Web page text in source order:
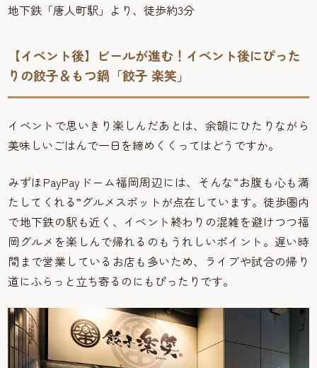
地下鉄「唐人町駅」より、徒歩約3分
【イベント後】ビールが進む！イベント後にぴった
りの餃子＆もつ鍋「餃子 楽笑」
イベントで思いきり楽しんだあとは、余韻にひたりながら
美味しいごはんで一日を締めくくってはどうですか。
みずほPayPayドーム福岡周辺には、そんな“お腹も心も満
たしてくれる”グルメスポットが点在しています。徒歩圏内
で地下鉄の駅も近く、イベント終わりの混雑を避けつつ福
岡グルメを楽しんで帰れるのもうれしいポイント。遅い時
間まで営業しているお店も多いため、ライブや試合の帰り
道にふらっと立ち寄るのにもぴったりです。